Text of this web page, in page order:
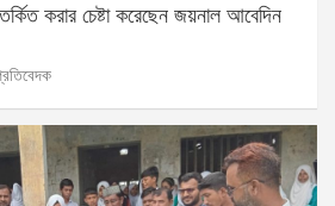
করার চেষ্টা করেছেন জয়নাল আবেদিন